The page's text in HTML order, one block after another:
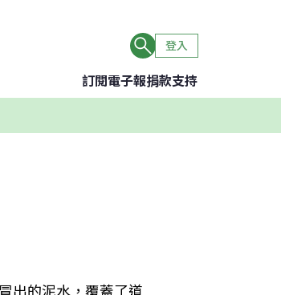
登入
訂閱電子報捐款支持
出的泥水，覆蓋了道